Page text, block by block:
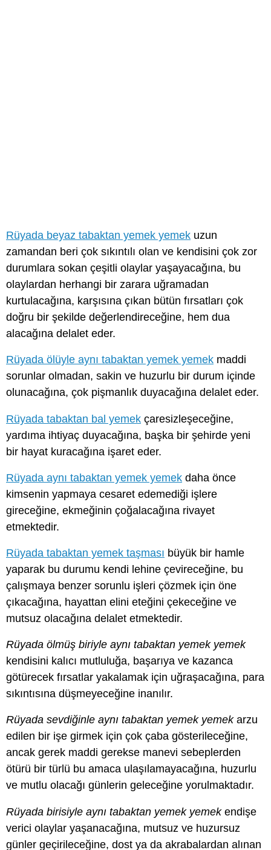
Rüyada beyaz tabaktan yemek yemek uzun
zamandan beri çok sıkıntılı olan ve kendisini çok zor
durumlara sokan çeşitli olaylar yaşayacağına, bu
olaylardan herhangi bir zarara uğramadan
kurtulacağına, karşısına çıkan bütün fırsatları çok
doğru bir şekilde değerlendireceğine, hem dua
alacağına delalet eder.
Rüyada ölüyle aynı tabaktan yemek yemek maddi
sorunlar olmadan, sakin ve huzurlu bir durum içinde
olunacağına, çok pişmanlık duyacağına delalet eder.
Rüyada tabaktan bal yemek çaresizleşeceğine,
yardıma ihtiyaç duyacağına, başka bir şehirde yeni
bir hayat kuracağına işaret eder.
Rüyada aynı tabaktan yemek yemek daha önce
kimsenin yapmaya cesaret edemediği işlere
gireceğine, ekmeğinin çoğalacağına rivayet
etmektedir.
Rüyada tabaktan yemek taşması büyük bir hamle
yaparak bu durumu kendi lehine çevireceğine, bu
çalışmaya benzer sorunlu işleri çözmek için öne
çıkacağına, hayattan elini eteğini çekeceğine ve
mutsuz olacağına delalet etmektedir.
Rüyada ölmüş biriyle aynı tabaktan yemek yemek
kendisini kalıcı mutluluğa, başarıya ve kazanca
götürecek fırsatlar yakalamak için uğraşacağına, para
sıkıntısına düşmeyeceğine inanılır.
Rüyada sevdiğinle aynı tabaktan yemek yemekarzu
edilen bir işe girmek için çok çaba gösterileceğine,
ancak gerek maddi gerekse manevi sebeplerden
ötürü bir türlü bu amaca ulaşılamayacağına, huzurlu
ve mutlu olacağı günlerin geleceğine yorulmaktadır.
Rüyada birisiyle aynı tabaktan yemek yemekendişe
verici olaylar yaşanacağına, mutsuz ve huzursuz
günler geçirileceğine, dost ya da akrabalardan alınan